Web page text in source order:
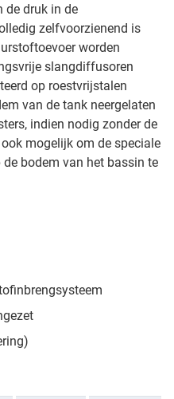
de druk in de
zelfvoorzienend is
worden
slangdiffusoren
op roestvrijstalen
van de tank neergelaten
indien nodig zonder de
mogelijk om de speciale
bodem van het bassin te